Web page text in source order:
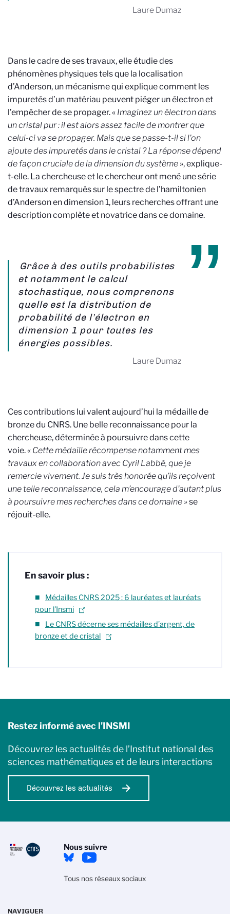
Laure Dumaz
Dans le cadre de ses travaux, elle étudie des
phénomènes physiques tels que la localisation
d’Anderson, un mécanisme qui explique comment les
impuretés d’un matériau peuvent piéger un électron et
l’empêcher de se propager. « Imaginez un électron dans
un cristal pur : il est alors assez facile de montrer que
celui-ci va se propager. Mais que se passe-t-il si l'on
ajoute des impuretés dans le cristal ? La réponse dépend
de façon cruciale de la dimension du système », explique-
t-elle. La chercheuse et le chercheur ont mené une série
de travaux remarqués sur le spectre de l’hamiltonien
d’Anderson en dimension 1, leurs recherches offrant une
description complète et novatrice dans ce domaine.
Grâce à des outils probabilistes
et notamment le calcul
stochastique, nous comprenons
quelle est la distribution de
probabilité de l’électron en
dimension 1 pour toutes les
énergies possibles.
Laure Dumaz
Ces contributions lui valent aujourd’hui la médaille de
bronze du CNRS. Une belle reconnaissance pour la
chercheuse, déterminée à poursuivre dans cette
voie.« Cette médaille récompense notamment mes
travaux en collaboration avec Cyril Labbé, que je
remercie vivement. Je suis très honorée qu’ils reçoivent
une telle reconnaissance, cela m’encourage d’autant plus
à poursuivre mes recherches dans ce domaine »se
réjouit-elle.
En savoir plus :
Médailles CNRS 2025 : 6 lauréates et lauréats
pour l'Insmi
Le CNRS décerne ses médailles d’argent, de
bronze et de cristal
Restez informé avec l'INSMI
Découvrez les actualités de l’Institut national des
sciences mathématiques et de leurs interactions
Découvrez les actualités
Nous suivre
Tous nos réseaux sociaux
NAVIGUER